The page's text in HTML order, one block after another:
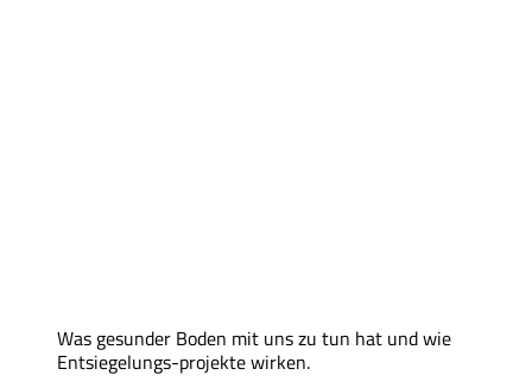
Was gesunder Boden mit uns zu tun hat und wie
Entsiegelungs-projekte wirken.